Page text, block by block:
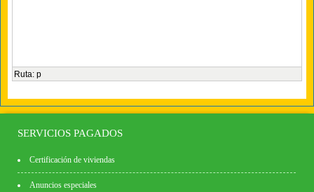
Ruta: p
SERVICIOS PAGADOS
Certificación de viviendas
Anuncios especiales